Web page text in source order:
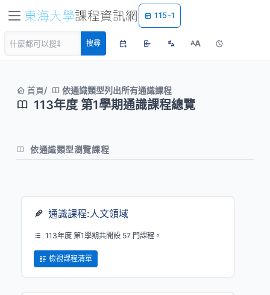
115-1
搜尋 AA
首頁 依通識類型列出所有通識課程
113年度 第1學期通識課程總覽
依通識類型瀏覽課程
通識課程:人文領域
113年度 第1學期共開設 57 門課程。
檢視課程清單